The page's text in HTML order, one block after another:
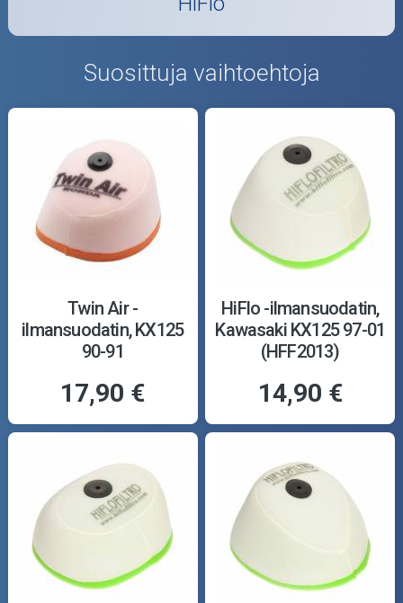
Suosittuja vaihtoehtoja
Twin Air -
ilmansuodatin, KX125
90-91
17,90 €
HiFlo -ilmansuodatin,
Kawasaki KX125 97-01
(HFF2013)
14,90 €